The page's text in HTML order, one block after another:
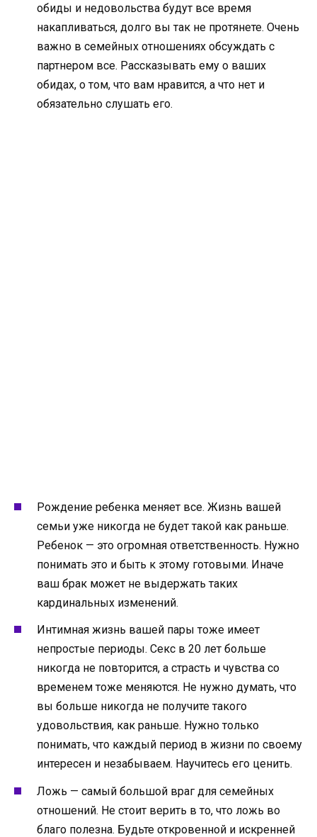
обиды и недовольства будут все время
накапливаться, долго вы так не протянете. Очень
важно в семейных отношениях обсуждать с
партнером все. Рассказывать ему о ваших
обидах, о том, что вам нравится, а что нет и
обязательно слушать его.
Рождение ребенка меняет все. Жизнь вашей
семьи уже никогда не будет такой как раньше.
Ребенок — это огромная ответственность. Нужно
понимать это и быть к этому готовыми. Иначе
ваш брак может не выдержать таких
кардинальных изменений.
Интимная жизнь вашей пары тоже имеет
непростые периоды. Секс в 20 лет больше
никогда не повторится, а страсть и чувства со
временем тоже меняются. Не нужно думать, что
вы больше никогда не получите такого
удовольствия, как раньше. Нужно только
понимать, что каждый период в жизни по своему
интересен и незабываем. Научитесь его ценить.
Ложь — самый большой враг для семейных
отношений. Не стоит верить в то, что ложь во
благо полезна. Будьте откровенной и искренней